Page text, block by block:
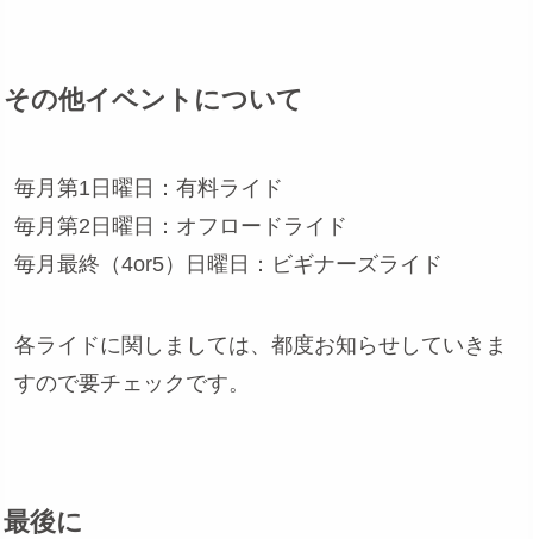
その他イベントについて
毎月第1日曜日：有料ライド
毎月第2日曜日：オフロードライド
毎月最終（4or5）日曜日：ビギナーズライド
各ライドに関しましては、都度お知らせしていきま
すので要チェックです。
最後に